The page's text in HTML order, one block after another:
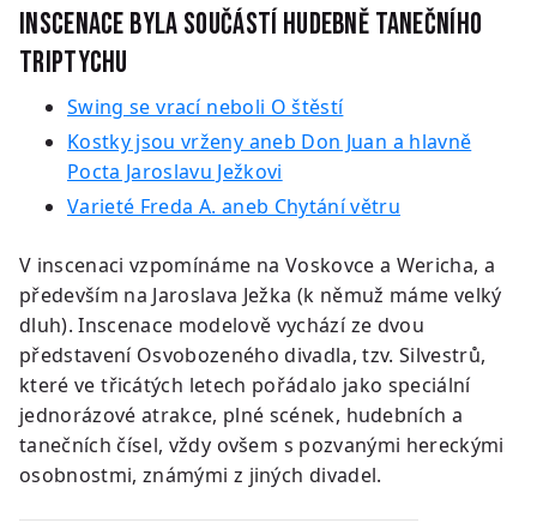
INSCENACE byla SOUČÁSTÍ HUDEBNĚ TANEČNÍHO
TRIPTYCHU
Swing se vrací neboli O štěstí
Kostky jsou vrženy aneb Don Juan a hlavně
Pocta Jaroslavu Ježkovi
Varieté Freda A. aneb Chytání větru
V inscenaci vzpomínáme na Voskovce a Wericha, a
především na Jaroslava Ježka (k němuž máme velký
dluh). Inscenace modelově vychází ze dvou
představení Osvobozeného divadla, tzv. Silvestrů,
které ve třicátých letech pořádalo jako speciální
jednorázové atrakce, plné scének, hudebních a
tanečních čísel, vždy ovšem s pozvanými hereckými
osobnostmi, známými z jiných divadel.